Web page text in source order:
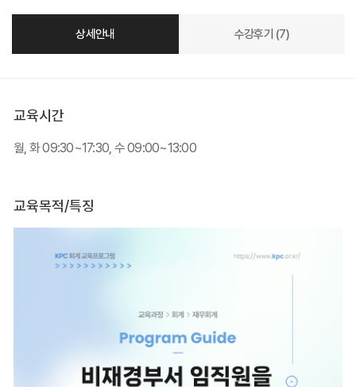
상세안내 수강후기 (7)
교육시간
월, 화 09:30~17:30, 수 09:00~13:00
교육목적/특징